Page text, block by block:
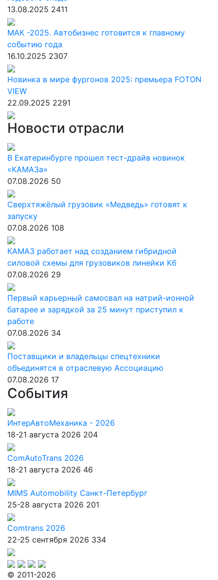
13.08.2025 2411
МАК -2025. Автобизнес готовится к главному
событию года
16.10.2025 2307
Новинка в мире фургонов 2025: премьера FOTON
VIEW
22.09.2025 2291
Новости отрасли
В Екатеринбурге прошел тест-драйв новинок
«КАМАЗа»
07.08.2026 50
Сверхтяжёлый грузовик «Медведь» готовят к
запуску
07.08.2026 108
КАМАЗ работает над созданием гибридной
силовой схемы для грузовиков линейки К6
07.08.2026 29
Первый карьерный самосвал на натрий-ионной
батарее и зарядкой за 25 минут приступил к
работе
07.08.2026 34
Поставщики и владельцы спецтехники
объединятся в отраслевую Ассоциацию
07.08.2026 17
События
ИнтерАвтоМеханика - 2026
18-21 августа 2026 204
ComAutoTrans 2026
18-21 августа 2026 46
MIMS Automobility Санкт-Петербург
25-28 августа 2026 201
Comtrans 2026
22-25 сентября 2026 334
© 2011-2026